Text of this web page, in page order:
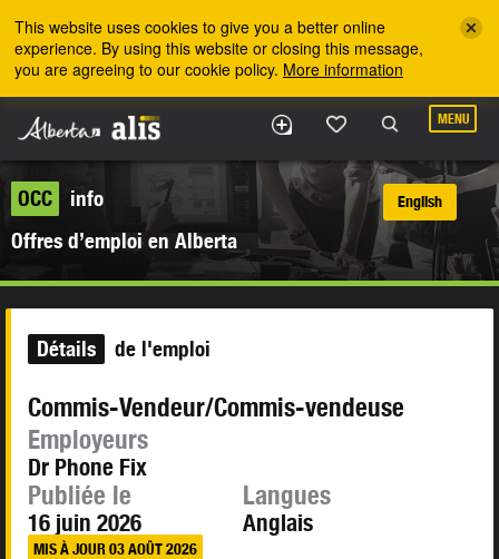
This website uses cookies to give you a better online
experience. By using this website or closing this message,
you are agreeing to our cookie policy. More information
MENU
OCC
info
Offres d’emploi en Alberta
English
Détails de l'emploi
Commis-Vendeur/Commis-vendeuse
Employeurs
Dr Phone Fix
Publiée le
16 juin 2026
MIS À JOUR 03 AOÛT 2026
Langues
Anglais